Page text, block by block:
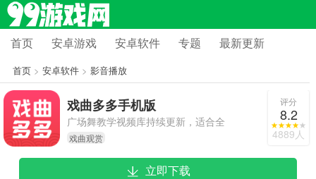
首页 安卓游戏 安卓软件 专题 最新更新
首页> 安卓软件> 影音播放
戏曲多多手机版
广场舞教学视频库持续更新，适合全
家使用!
戏曲观赏
评分
8.2
4889人
立即下载